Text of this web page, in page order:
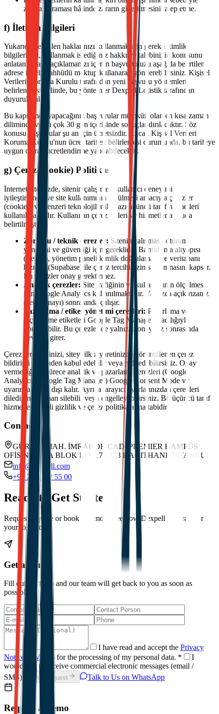
zarara uğraması hâlinde zararın giderilmesini talep etme.
f) İletişim Bilgileri
Yukarıda belirtilen haklarınızı kullanmak için gerekli kimlik
bilgilerinizi, kullanmak istediğiniz hakkı ve talebinizin konusunu
anlatan detaylı açıklamanızı içeren başvurunuzu aşağıda belirtilen
adrese iadeli taahhütlü mektup kullanarak gönderebilirsiniz. Kişisel
Verileri Koruma Kurulu tarafından yeni başvuru yöntemleri
belirlenmesi halinde, bu yöntemler Dexpell Lojistik tarafından
duyurulacaktır.
Bu kapsamda yapacağınız başvurular mümkün olan en kısa zaman
diliminde ve en çok 30 gün içerisinde sonuçlandırılacaktır. Söz
konusu başvurular şu an için ücretsizdir. Ancak Kişisel Verileri
Koruma Kurulu'nun ücret tarifesi belirlemesi durumunda, bu tarifeye
uygun olarak ücretlendirme yapılabilecektir.
g) Çerez (Cookie) Politikası
İnternet sitemizde, sitenin çalışması, kullanıcı deneyiminin
iyileştirilmesi ve site kullanımının ölçülmesi amacıyla çerezler
(cookies) ve benzeri teknolojiler ile bazı üçüncü taraf hizmetleri
kullanılmaktadır. Kullanılan çerez türleri ve hizmetler aşağıda
belirtilmiştir:
Zorunlu / teknik çerezler: Sitenin çalışması, oturum
yönetimi ve güvenliği için gereklidir. Barındırma altyapısı
(Vercel), yönetim paneli kimlik doğrulaması ve veritabanı
hizmeti (Supabase) ile çerez tercihinizin saklanmasını kapsar.
Bu çerezler onay gerektirmez.
Analitik çerezler: Site trafiğinin ve kullanımının ölçülmesi
için Google Analytics kullanılmaktadır. Yalnızca açık rızanız
(çerez onayı) sonrasında çalışır.
Pazarlama / etiket yönetimi çerezleri: Pazarlama ve
ölçümleme etiketleri Google Tag Manager aracılığıyla
yönetilebilir. Bu çerezler de yalnızca onayınız sonrasında
devreye girer.
Çerez tercihlerinizi, siteyi ilk ziyaretinizde görüntülenen çerez
bildirimi üzerinden kabul edebilir veya reddedebilirsiniz. Onay
vermediğiniz sürece analitik ve pazarlama çerezleri (Google
Analytics / Google Tag Manager) Google Consent Mode v2
uyarınca devre dışı kalır. Ayrıca tarayıcı ayarlarınızdan çerezleri
dilediğiniz zaman silebilir veya engelleyebilirsiniz. Bu üçüncü taraf
hizmetleri kendi gizlilik ve çerez politikalarına tabidir.
Contact
GÜRSEL MAH. İMRAHOR CAD. PREMIER KAMPÜS
OFİS NO: 29 A BLOK NO: 172-173 KAĞITHANE/İSTANBUL
info@dexpell.com
+90 212 852 55 00
Ready to Get Started?
Request a quote or book a demo to see how Dexpell can transform
your logistics.
Get a Quote
Fill out the form and our team will get back to you as soon as
possible.
I have read and accept the Privacy
Notice (KVKK) for the processing of my personal data. *
I
would like to receive commercial electronic messages (email /
SMS).
Send Request Talk to Us on WhatsApp
Request a Demo